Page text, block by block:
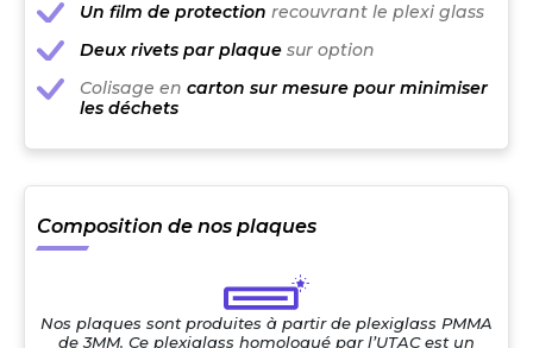
Un film de protection recouvrant le plexi glass
Deux rivets par plaque sur option
Colisage en carton sur mesure pour minimiser
les déchets
Composition de nos plaques
Nos plaques sont produites à partir de plexiglass PMMA
de 3MM. Ce plexiglass homologué par l’UTAC est un